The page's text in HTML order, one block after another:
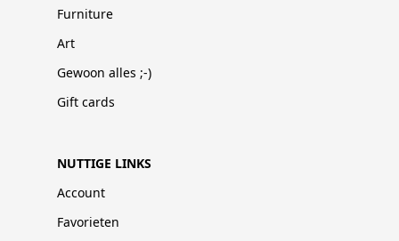
Furniture
Art
Gewoon alles ;-)
Gift cards
NUTTIGE LINKS
Account
Favorieten